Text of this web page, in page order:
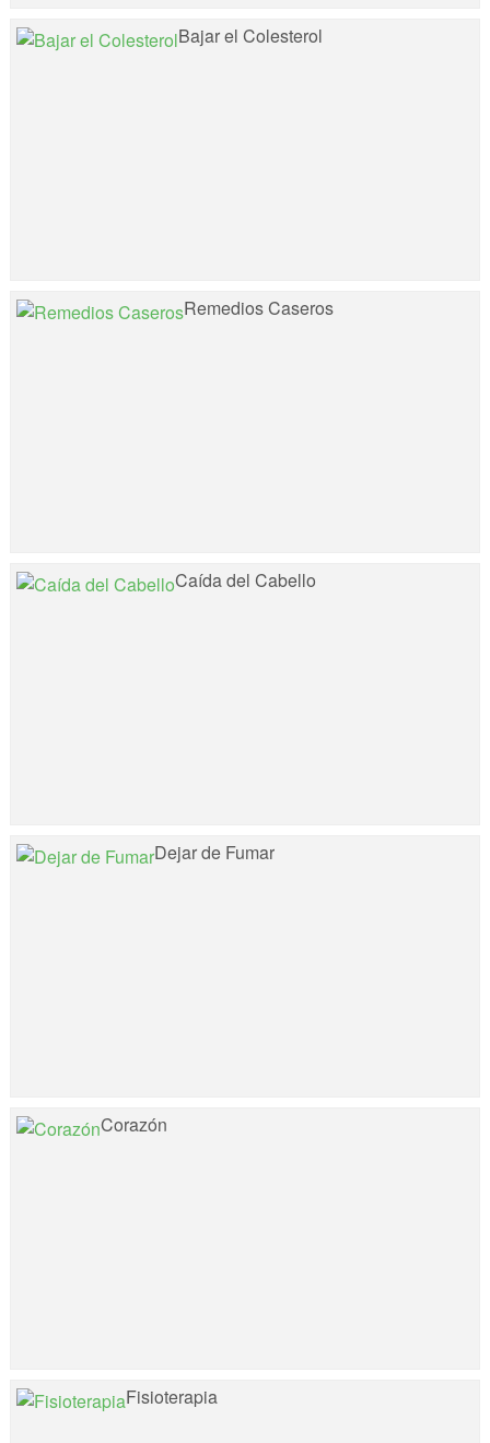
Bajar el Colesterol
Remedios Caseros
Caída del Cabello
Dejar de Fumar
Corazón
Fisioterapia